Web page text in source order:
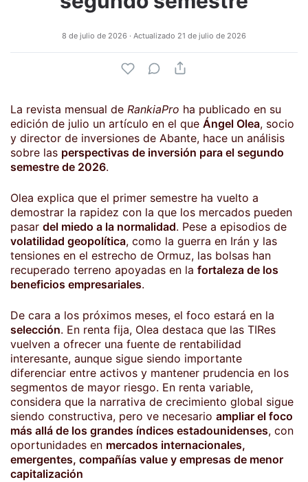
8 de julio de 2026 · Actualizado 21 de julio de 2026
La revista mensual de RankiaPro ha publicado en su
edición de julio un artículo en el que Ángel Olea, socio
y director de inversiones de Abante, hace un análisis
sobre las perspectivas de inversión para el segundo
semestre de 2026.
Olea explica que el primer semestre ha vuelto a
demostrar la rapidez con la que los mercados pueden
pasar del miedo a la normalidad. Pese a episodios de
volatilidad geopolítica, como la guerra en Irán y las
tensiones en el estrecho de Ormuz, las bolsas han
recuperado terreno apoyadas en la fortaleza de los
beneficios empresariales.
De cara a los próximos meses, el foco estará en la
selección. En renta fija, Olea destaca que las TIRes
vuelven a ofrecer una fuente de rentabilidad
interesante, aunque sigue siendo importante
diferenciar entre activos y mantener prudencia en los
segmentos de mayor riesgo. En renta variable,
considera que la narrativa de crecimiento global sigue
siendo constructiva, pero ve necesario ampliar el foco
más allá de los grandes índices estadounidenses, con
oportunidades en mercados internacionales,
emergentes, compañías value y empresas de menor
capitalización